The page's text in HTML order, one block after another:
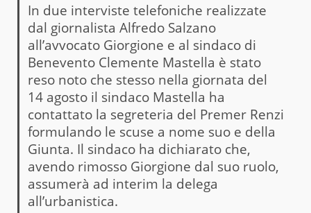
In due interviste telefoniche realizzate
dal giornalista Alfredo Salzano
all’avvocato Giorgione e al sindaco di
Benevento Clemente Mastella è stato
reso noto che stesso nella giornata del
14 agosto il sindaco Mastella ha
contattato la segreteria del Premer Renzi
formulando le scuse a nome suo e della
Giunta. Il sindaco ha dichiarato che,
avendo rimosso Giorgione dal suo ruolo,
assumerà ad interim la delega
all’urbanistica.